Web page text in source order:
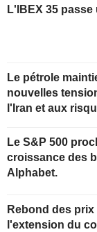
L'IBEX 35
Le pétrole
nouvelles
l'Iran et aux
Le S&P 500
croissance des
Alphabet.
Rebond des
l'extension du